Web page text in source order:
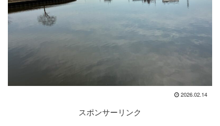
2026.02.14
スポンサーリンク